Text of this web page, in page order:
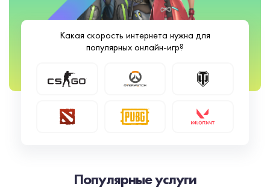
Какая скорость интернета нужна для
популярных онлайн-игр?
Популярные услуги